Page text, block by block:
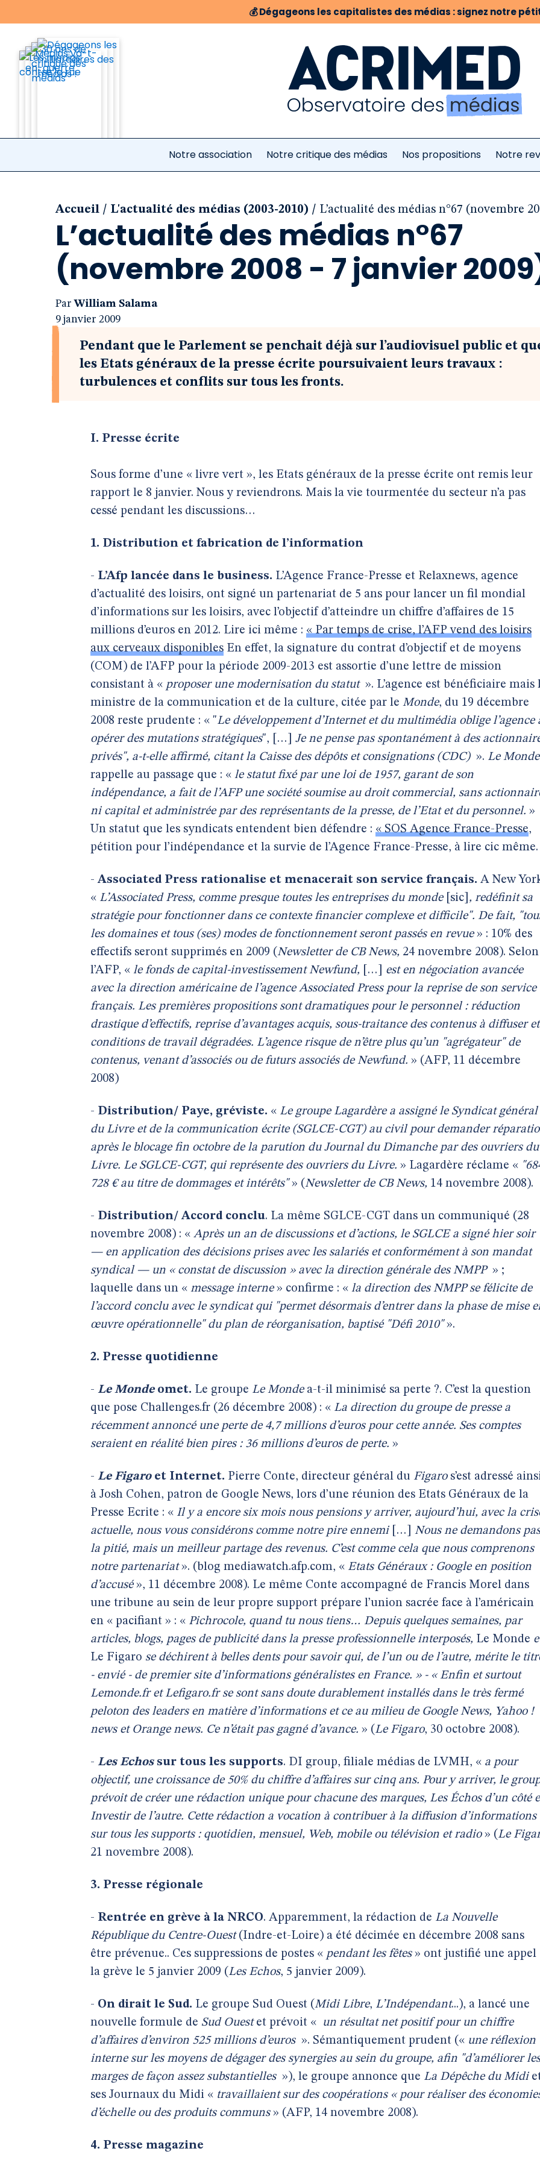
💰Dégageons les capitalistes des médias : signez notre
Notre association Notre critique des médias Nos propositions Notre
Accueil / L'actualité des médias (2003-2010) / L’actualité des médias n°67 (novembre
L’actualité des médias n°67
(novembre 2008 - 7 janvier
ParWilliam Salama
9 janvier 2009
Pendant que le Parlement se penchait déjà sur l’audiovisuel public et
les Etats généraux de la presse écrite poursuivaient leurs travaux :
turbulences et conflits sur tous les fronts.
I. Presse écrite
Sous forme d’une « livre vert », les Etats généraux de la presse écrite ont remis leur
rapport le 8 janvier. Nous y reviendrons. Mais la vie tourmentée du secteur n’a pas
cessé pendant les discussions…
1. Distribution et fabrication de l’information
- L’Afp lancée dans le business. L’Agence France-Presse et Relaxnews, agence
d’actualité des loisirs, ont signé un partenariat de 5 ans pour lancer un fil mondial
d’informations sur les loisirs, avec l’objectif d’atteindre un chiffre d’affaires de 15
millions d’euros en 2012. Lire ici même : « Par temps de crise, l’AFP vend des loisirs
aux cerveaux disponibles En effet, la signature du contrat d’objectif et de moyens
(COM) de l’AFP pour la période 2009-2013 est assortie d’une lettre de mission
consistant à « proposer une modernisation du statut ». L’agence est bénéficiaire mais
ministre de la communication et de la culture, citée par le Monde, du 19 décembre
2008 reste prudente : « "Le développement d’Internet et du multimédia oblige l’agence
opérer des mutations stratégiques", […]
Je ne pense pas spontanément à des
privés", a-t-elle affirmé, citant la Caisse des dépôts et consignations (CDC) ». Le Monde
rappelle au passage que : « le statut fixé par une loi de 1957, garant de son
indépendance, a fait de l’AFP une société soumise au droit commercial, sans
ni capital et administrée par des représentants de la presse, de l’Etat et du personnel. »
Un statut que les syndicats entendent bien défendre : « SOS Agence France-Presse,
pétition pour l’indépendance et la survie de l’Agence France-Presse, à lire cic même.
-Associated Press rationalise et menacerait son service français. A New
« L’Associated Press, comme presque toutes les entreprises du monde [sic] , redéfinit sa
stratégie pour fonctionner dans ce contexte financier complexe et difficile". De fait,
les domaines et tous (ses) modes de fonctionnement seront passés en revue» : 10% des
effectifs seront supprimés en 2009 (Newsletter de CB News, 24 novembre 2008). Selon
l’AFP, « le fonds de capital-investissement Newfund, […] est en négociation avancée
avec la direction américaine de l’agence Associated Press pour la reprise de son service
français. Les premières propositions sont dramatiques pour le personnel : réduction
drastique d’effectifs, reprise d’avantages acquis, sous-traitance des contenus à diffuser et
conditions de travail dégradées. L’agence risque de n’être plus qu’un "agrégateur" de
contenus, venant d’associés ou de futurs associés de Newfund. » (AFP, 11 décembre
2008)
- Distribution/ Paye, gréviste. « Le groupe Lagardère a assigné le Syndicat général
du Livre et de la communication écrite (SGLCE-CGT) au civil pour demander
après le blocage fin octobre de la parution du Journal du Dimanche par des ouvriers du
Livre. Le SGLCE-CGT, qui représente des ouvriers du Livre. » Lagardère réclame «
728 € au titre de dommages et intérêts"» (Newsletter de CB News, 14 novembre 2008).
- Distribution/ Accord conclu. La même SGLCE-CGT dans un communiqué (28
novembre 2008) : « Après un an de discussions et d’actions, le SGLCE a signé hier soir
— en application des décisions prises avec les salariés et conformément à son mandat
syndical — un « constat de discussion » avec la direction générale des NMPP » ;
laquelle dans un « message interne» confirme : « la direction des NMPP se félicite de
l’accord conclu avec le syndicat qui "permet désormais d’entrer dans la phase de mise
œuvre opérationnelle" du plan de réorganisation, baptisé "Défi 2010"».
2. Presse quotidienne
- Le Monde omet. Le groupe Le Mondea-t-il minimisé sa perte ?. C’est la question
que pose Challenges.fr (26 décembre 2008) : « La direction du groupe de presse a
récemment annoncé une perte de 4,7 millions d’euros pour cette année. Ses comptes
seraient en réalité bien pires : 36 millions d’euros de perte. »
- Le Figaro et Internet. Pierre Conte, directeur général du Figaro s’est adressé
à Josh Cohen, patron de Google News, lors d’une réunion des Etats Généraux de la
Presse Ecrite : « Il y a encore six mois nous pensions y arriver, aujourd’hui, avec la
actuelle, nous vous considérons comme notre pire ennemi
[…]
Nous ne demandons pas
la pitié, mais un meilleur partage des revenus. C’est comme cela que nous comprenons
notre partenariat». (blog mediawatch.afp.com, « Etats Généraux : Google en position
d’accusé», 11 décembre 2008). Le même Conte accompagné de Francis Morel dans
une tribune au sein de leur propre support prépare l’union sacrée face à l’américain
en « pacifiant » : « Pichrocole, quand tu nous tiens… Depuis quelques semaines, par
articles, blogs, pages de publicité dans la presse professionnelle interposés, Le Monde
Le Figaro se déchirent à belles dents pour savoir qui, de l’un ou de l’autre, mérite le
- envié - de premier site d’informations généralistes en France. » - « Enfin et surtout
Lemonde.fr et Lefigaro.fr se sont sans doute durablement installés dans le très fermé
peloton des leaders en matière d’informations et ce au milieu de Google News, Yahoo !
news et Orange news. Ce n’était pas gagné d’avance. » (Le Figaro, 30 octobre 2008).
- Les Echos sur tous les supports. DI group, filiale médias de LVMH, « a pour
objectif, une croissance de 50% du chiffre d’affaires sur cinq ans. Pour y arriver, le
prévoit de créer une rédaction unique pour chacune des marques, Les Échos d’un côté
Investir de l’autre. Cette rédaction a vocation à contribuer à la diffusion d’informations
sur tous les supports : quotidien, mensuel, Web, mobile ou télévision et radio» (Le
21 novembre 2008).
3. Presse régionale
- Rentrée en grève à la NRCO. Apparemment, la rédaction de La Nouvelle
République du Centre-Ouest(Indre-et-Loire) a été décimée en décembre 2008 sans
être prévenue.. Ces suppressions de postes « pendant les fêtes» ont justifié une appel
la grève le 5 janvier 2009 (Les Echos, 5 janvier 2009).
- On dirait le Sud. Le groupe Sud Ouest (Midi Libre, L’Indépendant...), a lancé une
nouvelle formule de Sud Ouestet prévoit « un résultat net positif pour un chiffre
d’affaires d’environ 525 millions d’euros ». Sémantiquement prudent (« une réflexion
interne sur les moyens de dégager des synergies au sein du groupe, afin "d’améliorer les
marges de façon assez substantielles »), le groupe annonce que La Dépêche du Midi
ses Journaux du Midi « travaillaient sur des coopérations « pour réaliser des
d’échelle ou des produits communs» (AFP, 14 novembre 2008).
4. Presse magazine